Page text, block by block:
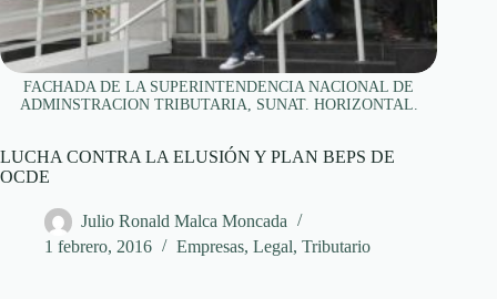
FACHADA DE LA SUPERINTENDENCIA NACIONAL DE
ADMINSTRACION TRIBUTARIA, SUNAT. HORIZONTAL.
LUCHA CONTRA LA ELUSIÓN Y PLAN BEPS DE
OCDE
Julio Ronald Malca Moncada
1 febrero, 2016
Empresas, Legal, Tributario